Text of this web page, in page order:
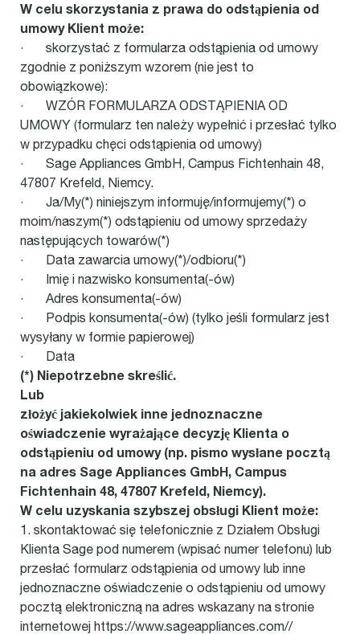
W celu skorzystania z prawa do odstąpienia od
umowy Klient może:
· skorzystać z formularza odstąpienia od umowy
zgodnie z poniższym wzorem (nie jest to
obowiązkowe):
· WZÓR FORMULARZA ODSTĄPIENIA OD
UMOWY (formularz ten należy wypełnić i przesłać tylko
w przypadku chęci odstąpienia od umowy)
· Sage Appliances GmbH, Campus Fichtenhain 48,
47807 Krefeld, Niemcy.
· Ja/My(*) niniejszym informuję/informujemy(*) o
moim/naszym(*) odstąpieniu od umowy sprzedaży
następujących towarów(*)
· Data zawarcia umowy(*)/odbioru(*)
· Imię i nazwisko konsumenta(-ów)
· Adres konsumenta(-ów)
· Podpis konsumenta(-ów) (tylko jeśli formularz jest
wysyłany w formie papierowej)
· Data
(*) Niepotrzebne skreślić.
Lub
złożyć jakiekolwiek inne jednoznaczne
oświadczenie wyrażające decyzję Klienta o
odstąpieniu od umowy (np. pismo wysłane pocztą
na adres Sage Appliances GmbH, Campus
Fichtenhain 48, 47807 Krefeld, Niemcy).
W celu uzyskania szybszej obsługi Klient może:
1. skontaktować się telefonicznie z Działem Obsługi
Klienta Sage pod numerem (wpisać numer telefonu) lub
przesłać formularz odstąpienia od umowy lub inne
jednoznaczne oświadczenie o odstąpieniu od umowy
pocztą elektroniczną na adres wskazany na stronie
internetowej https://www.sageappliances.com//